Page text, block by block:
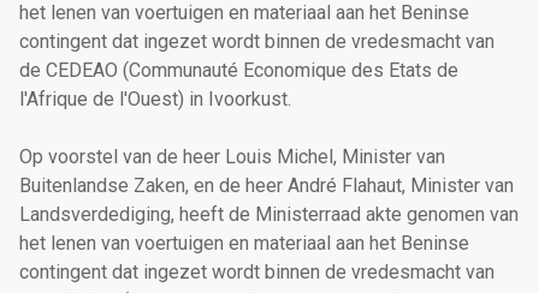
het lenen van voertuigen en materiaal aan het Beninse
contingent dat ingezet wordt binnen de vredesmacht van
de CEDEAO (Communauté Economique des Etats de
l'Afrique de l'Ouest) in Ivoorkust.
Op voorstel van de heer Louis Michel, Minister van
Buitenlandse Zaken, en de heer André Flahaut, Minister van
Landsverdediging, heeft de Ministerraad akte genomen van
het lenen van voertuigen en materiaal aan het Beninse
contingent dat ingezet wordt binnen de vredesmacht van